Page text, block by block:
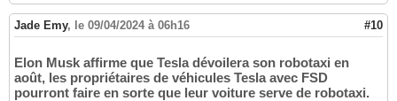
Jade Emy, le 09/04/2024 à 06h16 #10
Elon Musk affirme que Tesla dévoilera son robotaxi en
août, les propriétaires de véhicules Tesla avec FSD
pourront faire en sorte que leur voiture serve de robotaxi.